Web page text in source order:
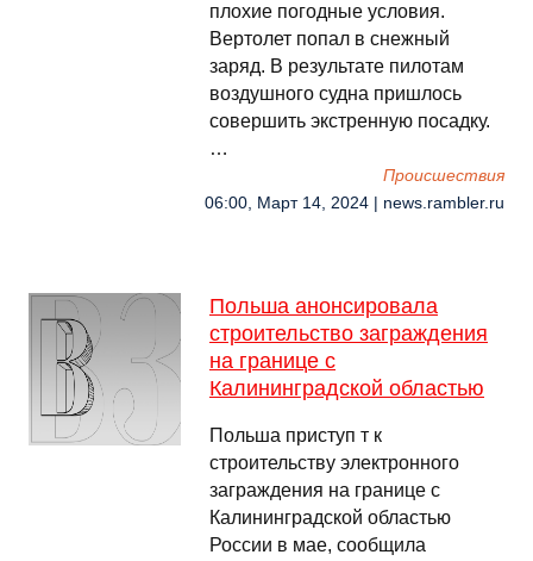
плохие погодные условия.
Вертолет попал в снежный
заряд. В результате пилотам
воздушного судна пришлось
совершить экстренную посадку.
…
Происшествия
06:00, Март 14, 2024 | news.rambler.ru
Польша анонсировала
строительство заграждения
на границе с
Калининградской областью
Польша приступ т к
строительству электронного
заграждения на границе с
Калининградской областью
России в мае, сообщила